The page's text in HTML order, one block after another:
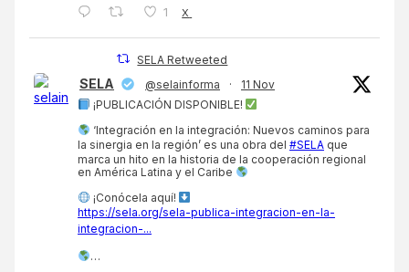
1 X
SELA Retweeted
SELA @selainforma ·
11 Nov
¡PUBLICACIÓN DISPONIBLE!
‘Integración en la integración: Nuevos caminos para
la sinergia en la región’ es una obra del #SELA que
marca un hito en la historia de la cooperación regional
en América Latina y el Caribe
¡Conócela aquí!
https://sela.org/sela-publica-integracion-en-la-
integracion-...
…